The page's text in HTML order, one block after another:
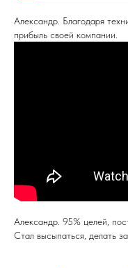
Александр. Благодаря
прибыль своей компании.
Александр. 95% целей,
Стал высыпаться, делать